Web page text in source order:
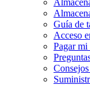
Guía de
Acceso
Pagar mi